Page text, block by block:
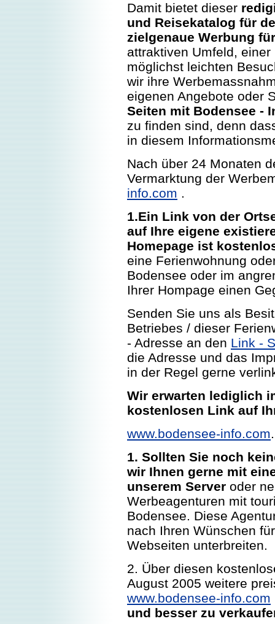
Damit bietet dieser
und Reisekatalog für
zielgenaue Werbung
attraktiven Umfeld, einer
möglichst leichten
wir ihre
eigenen Angebote oder
Seiten mit Bodensee -
zu finden sind, denn
in diesem
Nach über 24 Monaten
Vermarktung der
info.com .
1.Ein Link von der
auf Ihre eigene
Homepage ist
eine Ferienwohnung
Bodensee oder im
Ihrer Hompage einen
Senden Sie uns als
Betriebes / dieser
- Adresse an den Link -
die Adresse und das
in der Regel gerne
Wir erwarten lediglich
kostenlosen Link auf
www.bodensee-info.com.
1. Sollten Sie noch
wir Ihnen gerne mit
unserem Server oder
Werbeagenturen mit
Bodensee. Diese
nach Ihren Wünschen
Webseiten unterbreiten.
2. Über diesen
August 2005 weitere
www.bodensee-info.com
und besser zu